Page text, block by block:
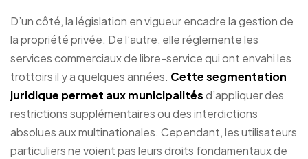
D’un côté, la législation en vigueur encadre la gestion de
la propriété privée. De l’autre, elle réglemente les
services commerciaux de libre-service qui ont envahi les
trottoirs il y a quelques années. Cette segmentation
juridique permet aux municipalitésd’appliquer des
restrictions supplémentaires ou des interdictions
absolues aux multinationales. Cependant, les utilisateurs
particuliers ne voient pas leurs droits fondamentaux de